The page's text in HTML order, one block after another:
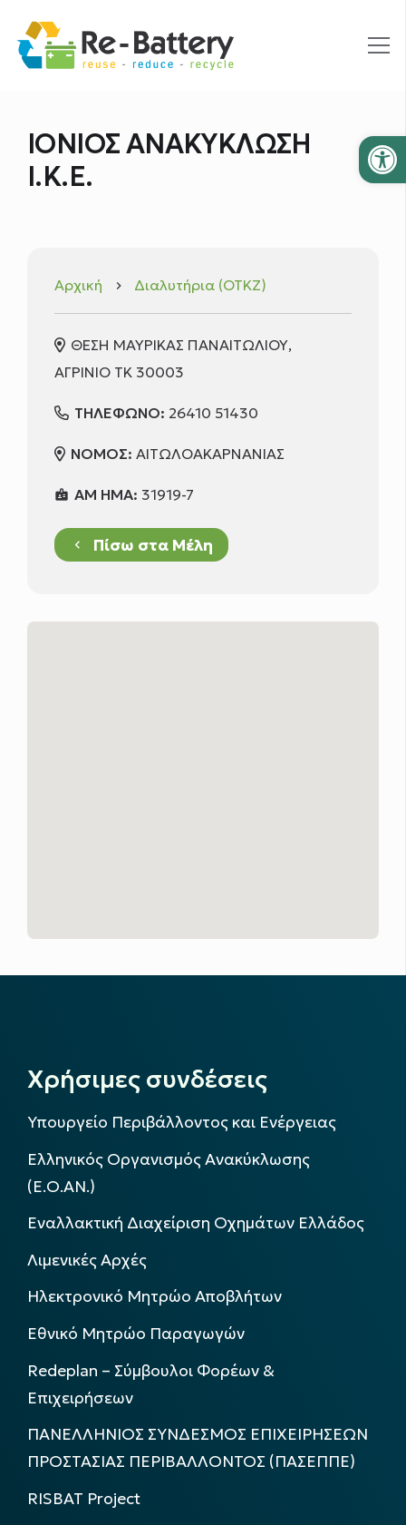
ΙΟΝΙΟΣ ΑΝΑΚΥΚΛΩΣΗ
Ι.Κ.Ε.
Αρχική keyboard_arrow_right Διαλυτήρια (ΟΤΚΖ)
ΘΕΣΗ ΜΑΥΡΙΚΑΣ ΠΑΝΑΙΤΩΛΙΟΥ,
ΑΓΡΙΝΙΟ ΤΚ 30003
ΤΗΛΕΦΩΝΟ: 26410 51430
ΝΟΜΟΣ:ΑΙΤΩΛΟΑΚΑΡΝΑΝΙΑΣ
badge ΑΜ ΗΜΑ: 31919-7
keyboard_arrow_left Πίσω στα Μέλη
Χρήσιμες συνδέσεις
Υπουργείο Περιβάλλοντος και Ενέργειας
Ελληνικός Οργανισμός Ανακύκλωσης
(Ε.Ο.ΑΝ.)
Εναλλακτική Διαχείριση Οχημάτων Ελλάδος
Λιμενικές Αρχές
Ηλεκτρονικό Μητρώο Αποβλήτων
Εθνικό Μητρώο Παραγωγών
Redeplan – Σύμβουλοι Φορέων &
Επιχειρήσεων
ΠΑΝΕΛΛΗΝΙΟΣ ΣΥΝΔΕΣΜΟΣ ΕΠΙΧΕΙΡΗΣΕΩΝ
ΠΡΟΣΤΑΣΙΑΣ ΠΕΡΙΒΑΛΛΟΝΤΟΣ (ΠΑΣΕΠΠΕ)
RISBAT Project